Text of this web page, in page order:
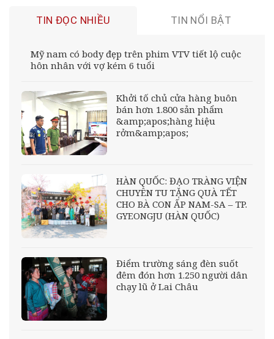
TIN ĐỌC NHIỀU TIN NỔI BẬT
Mỹ nam có body đẹp trên phim VTV tiết lộ cuộc
hôn nhân với vợ kém 6 tuổi
Khởi tố chủ cửa hàng buôn
bán hơn 1.800 sản phẩm
&amp;apos;hàng hiệu
rởm&amp;apos;
HÀN QUỐC: ĐẠO TRÀNG VIỆN
CHUYÊN TU TẶNG QUÀ TẾT
CHO BÀ CON ẤP NAM-SA – TP.
GYEONGJU (HÀN QUỐC)
Điểm trường sáng đèn suốt
đêm đón hơn 1.250 người dân
chạy lũ ở Lai Châu